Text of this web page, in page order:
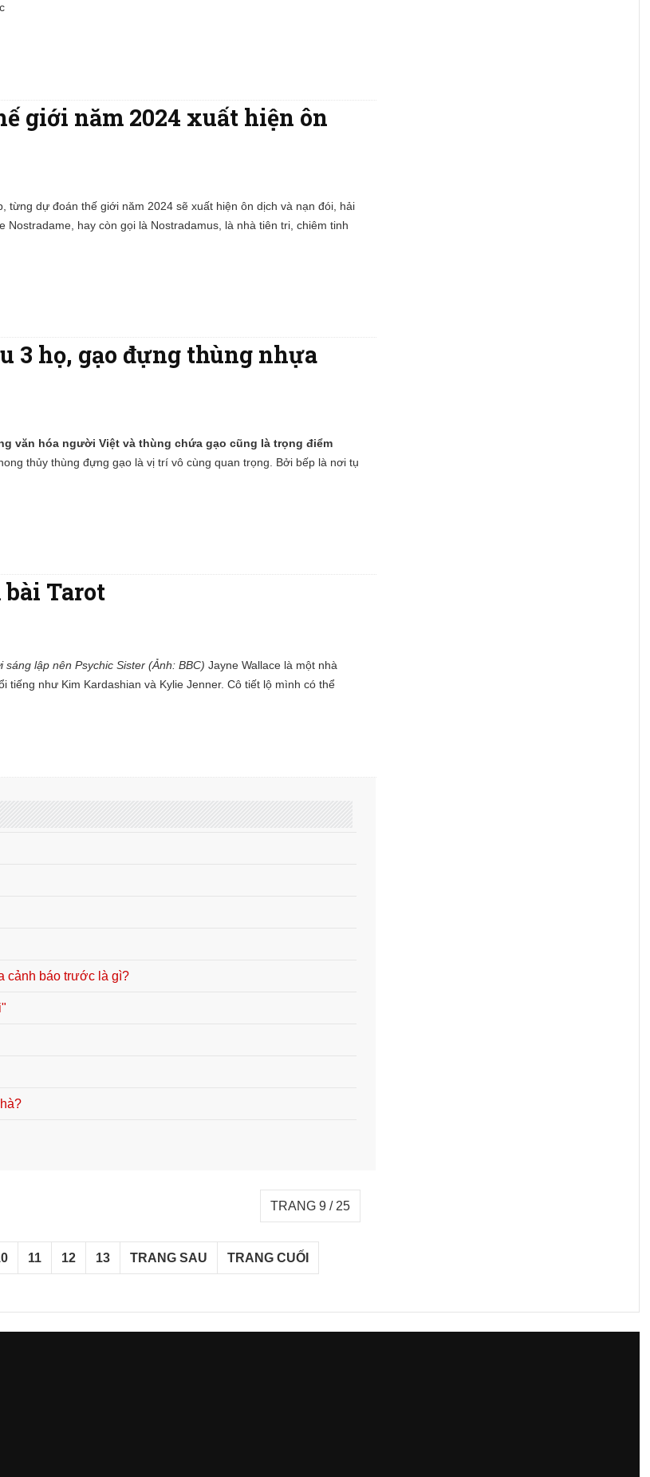
giới năm 2024 xuất hiện ôn
từng dự đoán thế giới năm 2024 sẽ xuất hiện ôn dịch và nạn đói, hải
hay còn gọi là Nostradamus, là nhà tiên tri, chiêm tinh
3 họ, gạo đựng thùng nhựa
văn hóa người Việt và thùng chứa gạo cũng là trọng điểm
thủy thùng đựng gạo là vị trí vô cùng quan trọng. Bởi bếp là nơi tụ
Tarot
lập nên Psychic Sister (Ảnh: BBC) Jayne Wallace là một nhà
tiếng như Kim Kardashian và Kylie Jenner. Cô tiết lộ mình có thể
cảnh báo trước là gì?
TRANG 9 / 25
11 12 13 TRANG SAU TRANG CUỐI